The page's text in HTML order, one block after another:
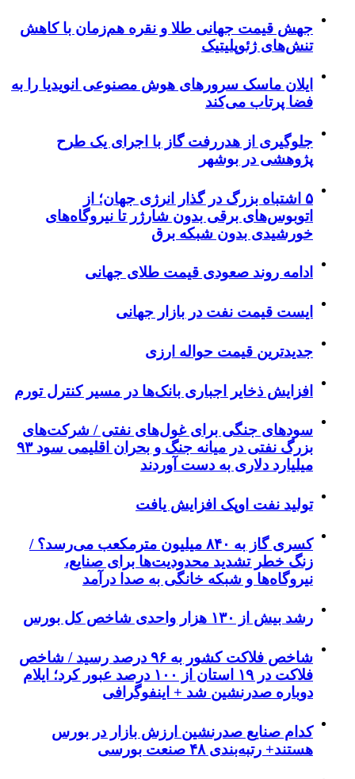
جهش قیمت جهانی طلا و نقره هم‌زمان با کاهش
تنش‌های ژئوپلیتیک
ایلان ماسک سرورهای هوش مصنوعی انویدیا را به
فضا پرتاب می‌کند
جلوگیری از هدررفت گاز با اجرای یک طرح
پژوهشی در بوشهر
۵ اشتباه بزرگ در گذار انرژی جهان؛ از
اتوبوس‌های برقی بدون شارژر تا نیروگاه‌های
خورشیدی بدون شبکه برق
ادامه روند صعودی قیمت طلای جهانی
ایست قیمت نفت در بازار جهانی
جدیدترین قیمت حواله ارزی
افزایش ذخایر اجباری بانک‌ها در مسیر کنترل تورم
سودهای جنگی برای غول‌های نفتی / شرکت‌های
بزرگ نفتی در میانه جنگ و بحران اقلیمی سود ۹۳
میلیارد دلاری به دست آوردند
تولید نفت اوپک افزایش یافت
کسری گاز به ۸۴۰ میلیون مترمکعب می‌رسد؟ /
زنگ خطر تشدید محدودیت‌ها برای صنایع،
نیروگاه‌ها و شبکه خانگی به صدا درآمد
رشد بیش از ۱۳۰ هزار واحدی شاخص کل بورس
شاخص فلاکت کشور به ۹۶ درصد رسید / شاخص
فلاکت در ۱۹ استان از ۱۰۰ درصد عبور کرد؛ ایلام
دوباره صدرنشین شد + اینفوگرافی
کدام صنایع صدرنشین‌ ارزش بازار در بورس
هستند+ رتبه‌بندی ۴۸ صنعت بورسی